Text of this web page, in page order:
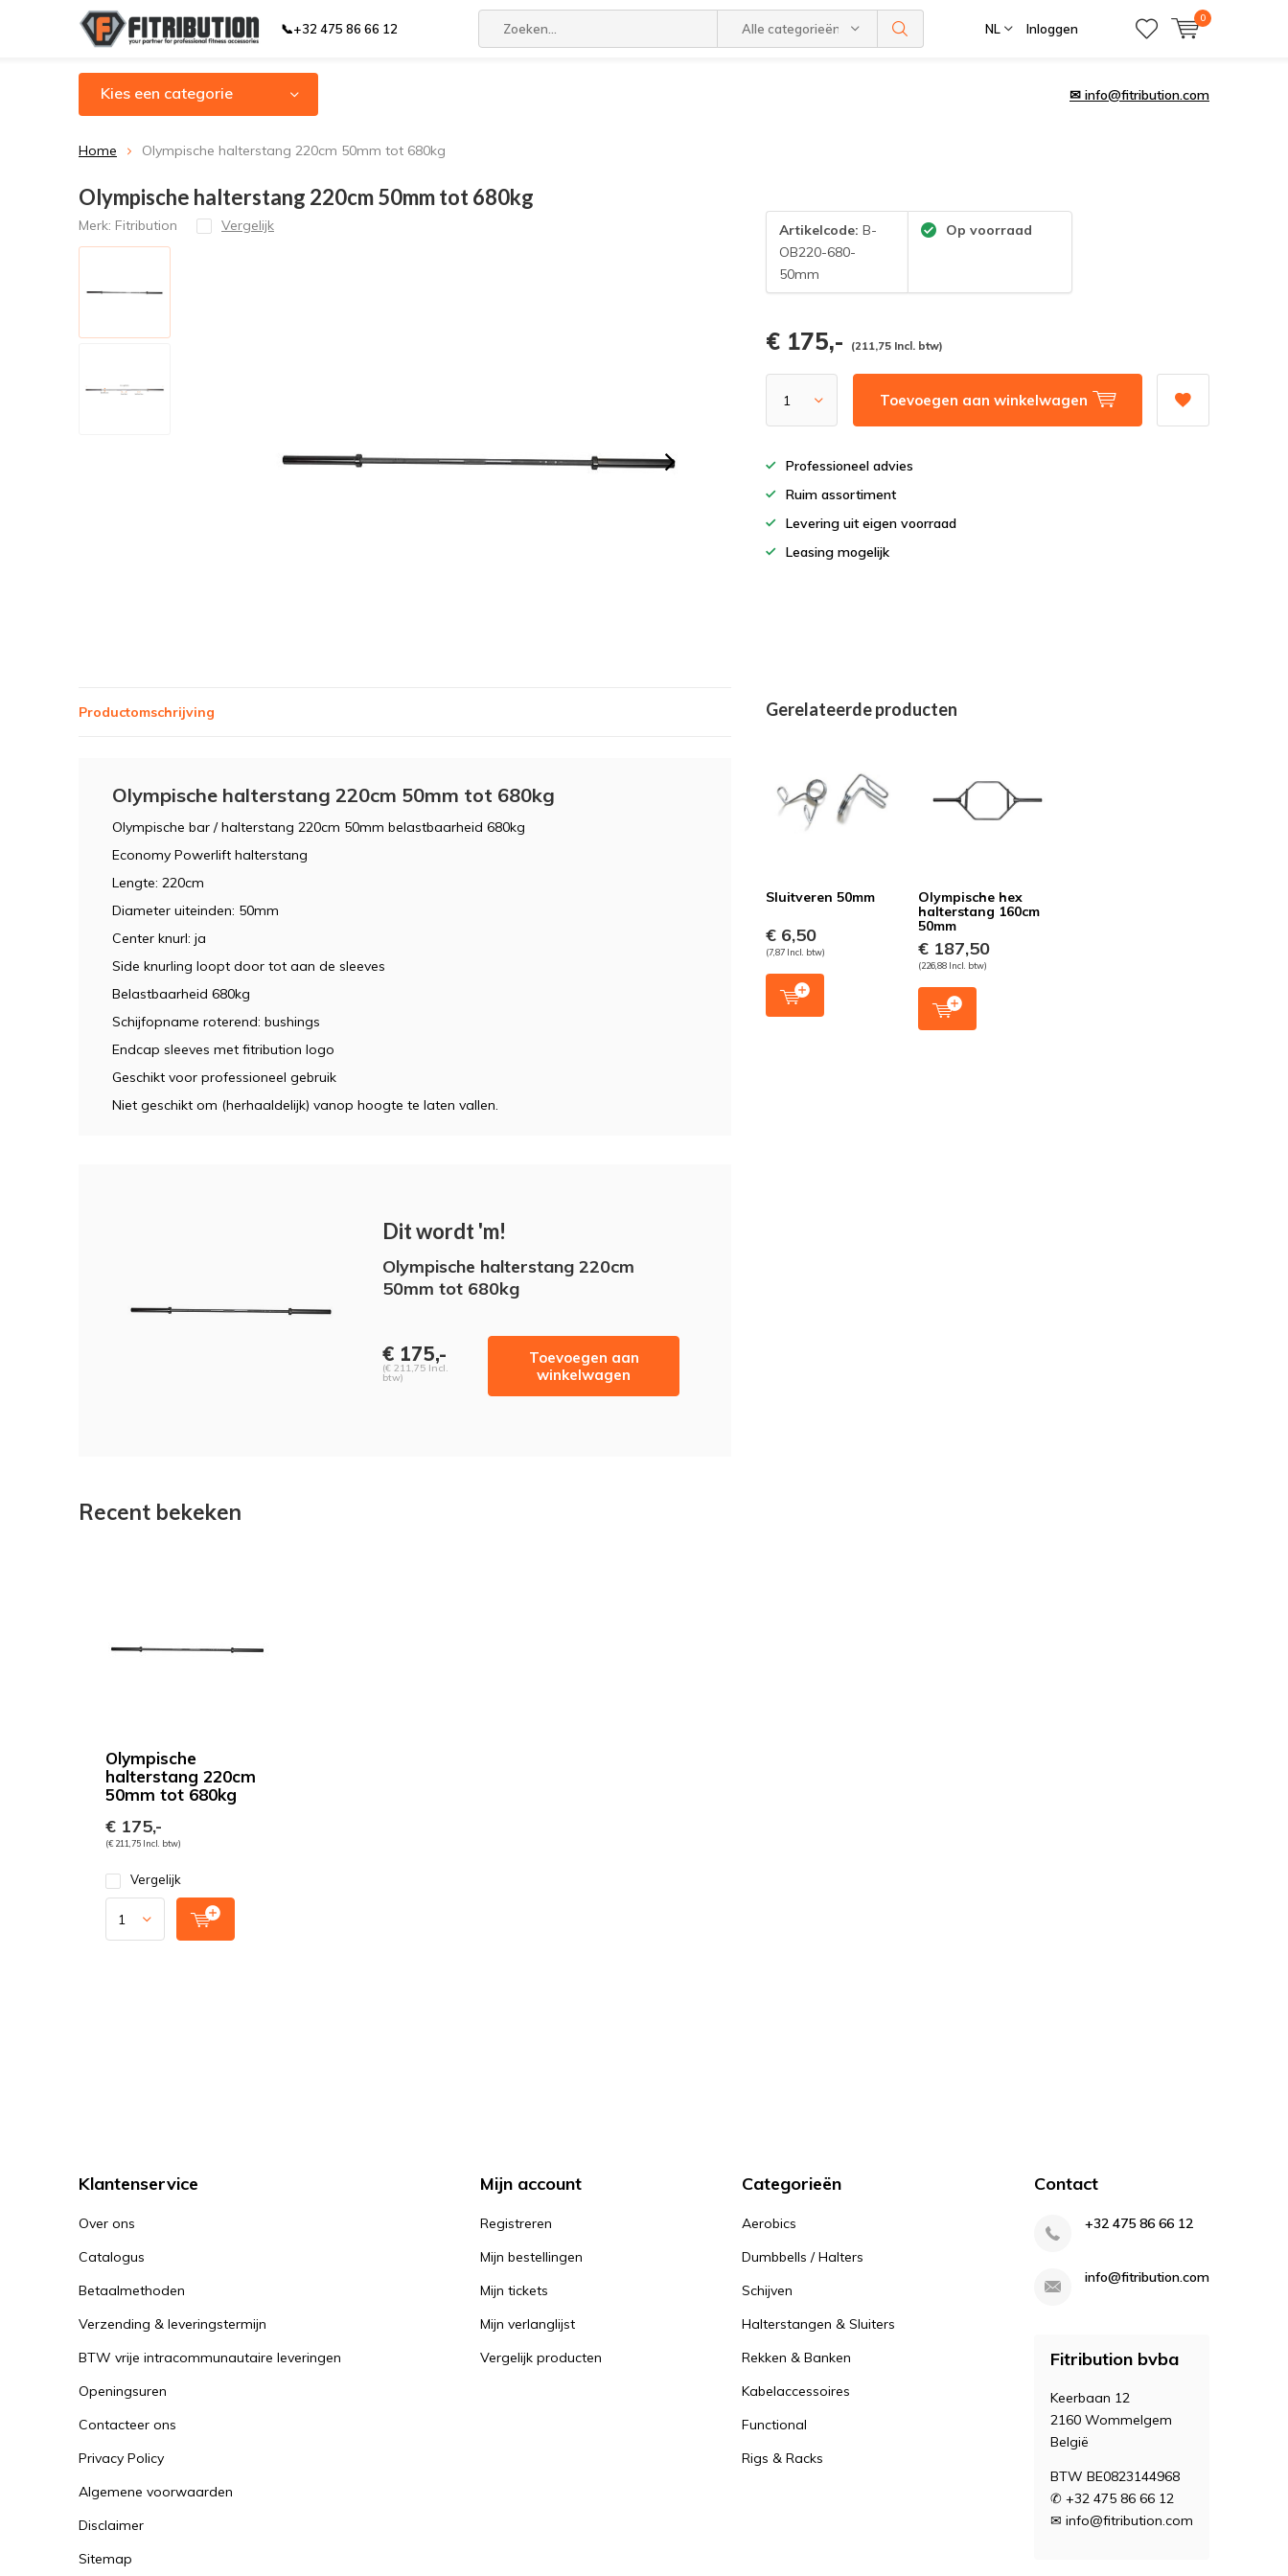
📞+32 475 86 66 12 Alle categorieën NL Inloggen
0
Kies een categorie ✉ info@fitribution.com
Home Olympische halterstang 220cm 50mm tot 680kg
Olympische halterstang 220cm 50mm tot 680kg
Merk: Fitribution Vergelijk Artikelcode: B-
OB220-680-
50mm
Op voorraad
€ 175,- (211,75 Incl. btw)
Toevoegen aan winkelwagen
Professioneel advies
Ruim assortiment
Levering uit eigen voorraad
Leasing mogelijk
Productomschrijving
Olympische halterstang 220cm 50mm tot 680kg
Olympische bar / halterstang 220cm 50mm belastbaarheid 680kg
Economy Powerlift halterstang
Lengte: 220cm
Diameter uiteinden: 50mm
Center knurl: ja
Side knurling loopt door tot aan de sleeves
Belastbaarheid 680kg
Schijfopname roterend: bushings
Endcap sleeves met fitribution logo
Geschikt voor professioneel gebruik
Niet geschikt om (herhaaldelijk) vanop hoogte te laten vallen.
Dit wordt 'm!
Olympische halterstang 220cm
50mm tot 680kg
€ 175,-
(€ 211,75 Incl.
btw)
Toevoegen aan
winkelwagen
Gerelateerde producten
Sluitveren 50mm
€ 6,50
(7,87 Incl. btw)
Olympische hex
halterstang 160cm
50mm
€ 187,50
(226,88 Incl. btw)
Recent bekeken
Olympische
halterstang 220cm
50mm tot 680kg
€ 175,-
(€ 211,75 Incl. btw)
Vergelijk
Klantenservice
Over ons
Catalogus
Betaalmethoden
Verzending & leveringstermijn
BTW vrije intracommunautaire leveringen
Openingsuren
Contacteer ons
Privacy Policy
Algemene voorwaarden
Disclaimer
Sitemap
Mijn account
Registreren
Mijn bestellingen
Mijn tickets
Mijn verlanglijst
Vergelijk producten
Categorieën
Aerobics
Dumbbells / Halters
Schijven
Halterstangen & Sluiters
Rekken & Banken
Kabelaccessoires
Functional
Rigs & Racks
Contact
+32 475 86 66 12
info@fitribution.com
Fitribution bvba
Keerbaan 12
2160 Wommelgem
België
BTW BE0823144968
✆ +32 475 86 66 12
✉ info@fitribution.com